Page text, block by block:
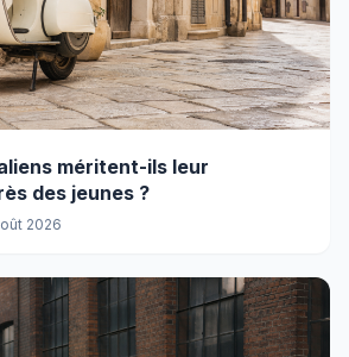
méritent-ils leur
des jeunes ?
2026